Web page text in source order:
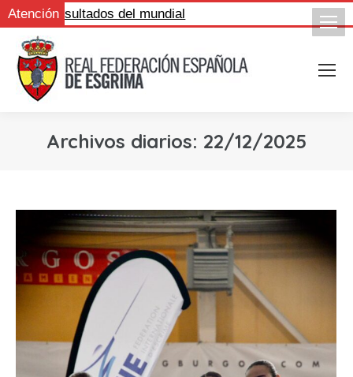
Atención
los resultados del mundial
Archivos diarios: 22/12/2025